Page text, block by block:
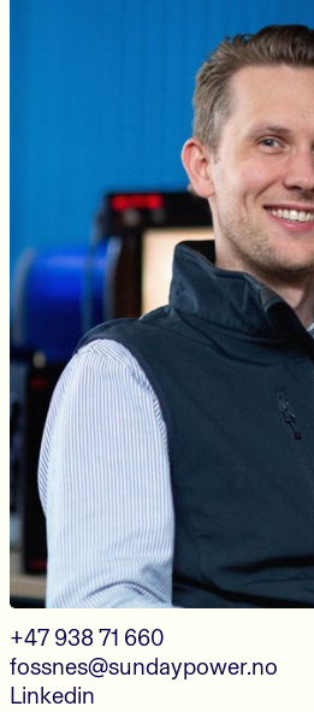
+47 938 71 660
fossnes@sundaypower.no
Linkedin